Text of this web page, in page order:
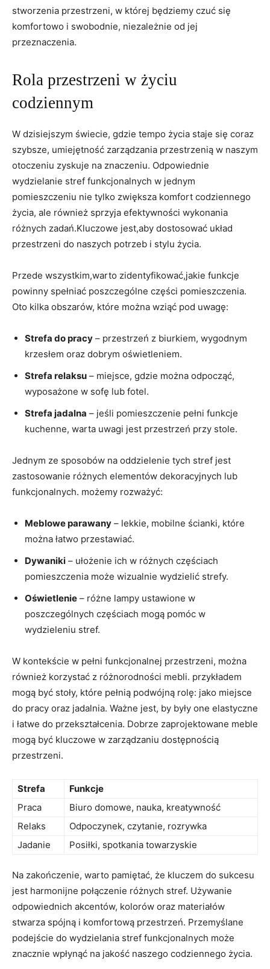
stworzenia ⁣przestrzeni, w której będziemy czuć się
komfortowo i swobodnie, niezależnie od ⁤jej
przeznaczenia.
Rola przestrzeni w życiu
codziennym
W dzisiejszym świecie, gdzie tempo życia⁣ staje⁣ się coraz
szybsze, umiejętność zarządzania przestrzenią w naszym
otoczeniu zyskuje na znaczeniu. Odpowiednie
wydzielanie stref funkcjonalnych w jednym
⁢pomieszczeniu‍ nie tylko zwiększa komfort codziennego
życia, ale również sprzyja efektywności wykonania
różnych zadań.Kluczowe jest,aby dostosować układ
przestrzeni do naszych potrzeb i stylu życia.
Przede wszystkim,warto zidentyfikować,jakie funkcje
powinny spełniać poszczególne części pomieszczenia.
Oto kilka obszarów, które można wziąć pod uwagę:
Strefa do pracy – przestrzeń z biurkiem, wygodnym
krzesłem oraz dobrym oświetleniem.
Strefa relaksu – miejsce, gdzie można‌ odpocząć,
wyposażone w sofę lub fotel.
Strefa jadalna – jeśli pomieszczenie pełni funkcje
kuchenne, warta uwagi jest przestrzeń ‍przy stole.
Jednym ze sposobów na oddzielenie tych stref jest
zastosowanie⁢ różnych elementów dekoracyjnych lub
funkcjonalnych. możemy rozważyć:
Meblowe parawany – lekkie, mobilne ​ścianki, które
można łatwo przestawiać.
Dywaniki – ułożenie⁤ ich w różnych częściach
pomieszczenia może wizualnie⁤ wydzielić strefy.
Oświetlenie – różne lampy ustawione ‌w
poszczególnych częściach ‌mogą pomóc w
wydzieleniu stref.
W kontekście w pełni funkcjonalnej przestrzeni, można
również korzystać z różnorodności ​mebli. przykładem
mogą być stoły, które pełnią podwójną rolę: jako miejsce
do pracy​ oraz jadalnia. Ważne jest, by były one elastyczne
i łatwe ‍do przekształcenia. Dobrze zaprojektowane meble‌
mogą być kluczowe w zarządzaniu dostępnością
przestrzeni.
Strefa
Funkcje
Praca
Biuro domowe, nauka, kreatywność
Relaks
Odpoczynek, czytanie, rozrywka
Jadanie
Posiłki, spotkania towarzyskie
Na zakończenie, warto pamiętać, ‌że⁣ kluczem do sukcesu
jest harmonijne połączenie różnych stref. Używanie ​
odpowiednich akcentów, kolorów oraz materiałów
stwarza spójną i komfortową przestrzeń. Przemyślane
podejście⁣ do wydzielania stref funkcjonalnych może
znacznie wpłynąć na jakość naszego codziennego życia.